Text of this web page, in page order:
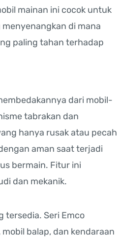
mainan ini cocok untuk
di mana
paling tahan terhadap
dari mobil-
tabrakan dan
hanya rusak atau pecah
aman saat terjadi
bermain. Fitur ini
dan mekanik.
tersedia. Seri Emco
balap, dan kendaraan